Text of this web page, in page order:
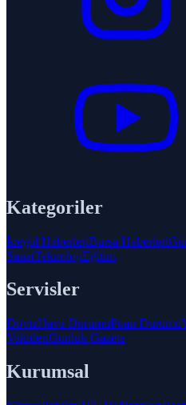
Kategoriler
İnegöl HaberleriBursa Haberleri
SanatTeknolojiEğitim
Servisler
DovizHava DurumuPuan Durumu
VakitleriGunluk Gazete
Kurumsal